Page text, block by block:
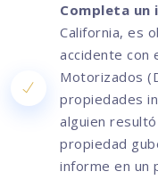
Completa un
California, es
accidente con
Motorizados
propiedades
alguien
propiedad
informe en un